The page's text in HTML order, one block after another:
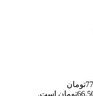
قیمت اصلی 77.330.000تومان